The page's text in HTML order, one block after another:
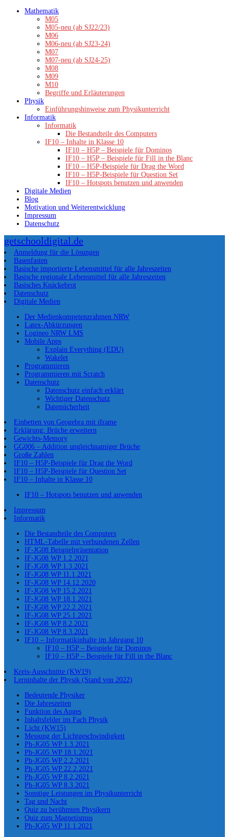
Zum
Mathematik
M05
M05-neu (ab SJ22/23)
M06
M06-neu (ab SJ23-24)
M07
M07-neu (ab SJ24-25)
M08
M09
M10
Begriffe und Erläuterungen
Physik
Einführungshinweise zum Physikunterricht
Informatik
Informatik
Die Bestandteile des Computers
IF10 – Inhalte in Klasse 10
IF10 – H5P – Beispiele für Dominos
IF10 – H5P – Beispiele für Fill in the Blanc
IF10 – H5P-Beispiele für Drag the Word
IF10 – H5P-Beispiele für Question Set
IF10 – Hotspots benutzen und anwenden
Digitale Medien
Blog
Motivation und Weiterentwicklung
Impressum
Datenschutz
getschooldigital.de
Anmeldung für die Lösungen
Basenfasten
Basische importierte Lebensmittel für alle Jahreszeiten
Basische regionale Lebensmittel für alle Jahreszeiten
Basisches Knäckebrot
Datenschutz
Digitale Medien
Der Medienkompetenzrahmen NRW
Latex-Abkürzungen
Logineo NRW LMS
Mobile Apps
Explain Everything (EDU)
Wakelet
Programmieren
Programmieren mit Scratch
Datenschutz
Datenschutz einfach erklärt
Wichtiger Datenschutz
Datensicherheit
Einbetten von Geogebra mit iframe
Erklärung: Brüche erweitern
Gewichts-Memory
GG006 – Addition ungleichnamiger Brüche
Große Zahlen
IF10 – H5P-Beispiele für Drag the Word
IF10 – H5P-Beispiele für Question Set
IF10 – Inhalte in Klasse 10
IF10 – Hotspots benutzen und anwenden
Impressum
Informatik
Die Bestandteile des Computers
HTML-Tabelle mit verbundenen Zellen
IF-JG08 Beispielpräsentation
IF-JG08 WP 1.2.2021
IF-JG08 WP 1.3.2021
IF-JG08 WP 11.1.2021
IF-JG08 WP 14.12.2020
IF-JG08 WP 15.2.2021
IF-JG08 WP 18.1.2021
IF-JG08 WP 22.2.2021
IF-JG08 WP 25.1.2021
IF-JG08 WP 8.2.2021
IF-JG08 WP 8.3.2021
IF10 – Informatikinhalte im Jahrgang 10
IF10 – H5P – Beispiele für Dominos
IF10 – H5P – Beispiele für Fill in the Blanc
Kreis-Ausschnitte (KW19)
Lerninhalte der Physik (Stand von 2022)
Bedeutende Physiker
Die Jahreszeiten
Funktion des Auges
Inhaltsfelder im Fach Physik
Licht (KW15)
Messung der Lichtgeschwindigkeit
Ph-JG05 WP 1.3.2021
Ph-JG05 WP 18.1.2021
Ph-JG05 WP 2.2.2021
Ph-JG05 WP 22.2.2021
Ph-JG05 WP 8.2.2021
Ph-JG05 WP 8.3.2021
Sonstige Leistungen im Physikunterricht
Tag und Nacht
Quiz zu berühmten Physikern
Quiz zum Magnetismus
Ph-JG05 WP 11.1.2021